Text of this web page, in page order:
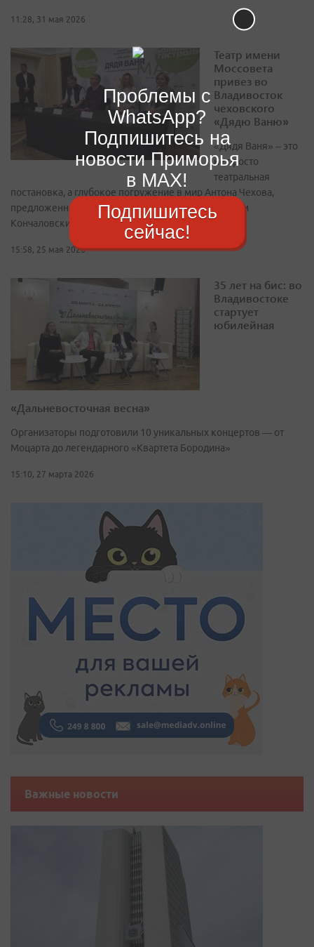
11:28, 31 мая 2026
Театр имени
Моссовета
привез во
Владивосток
чеховского
«Дядю Ваню»
«Дядя Ваня» – это
не просто
театральная
постановка, а глубокое погружение в мир Антона Чехова,
предложенное легендарным режиссером Андреем
Кончаловским
15:58, 25 мая 2026
35 лет на бис: во
Владивостоке
стартует
юбилейная
«Дальневосточная весна»
Организаторы подготовили 10 уникальных концертов — от
Моцарта до легендарного «Квартета Бородина»
15:10, 27 марта 2026
Важные новости
Проблемы с
WhatsApp?
Подпишитесь на
новости Приморья
в MAX!
Подпишитесь
сейчас!